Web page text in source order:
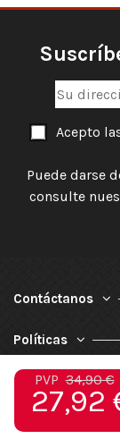
PVP34,90 €
27,92
Acepto
Puede darse
consulte
Contáctanos
Políticas
Nuestra Empresa